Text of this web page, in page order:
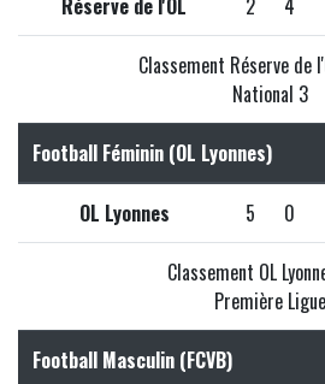
Réserve de l'OL 2 4
Classement Réserve de
National 3
Football Féminin (OL Lyonnes)
OL Lyonnes 5 0
Classement OL
Première Ligue
Football Masculin (FCVB)